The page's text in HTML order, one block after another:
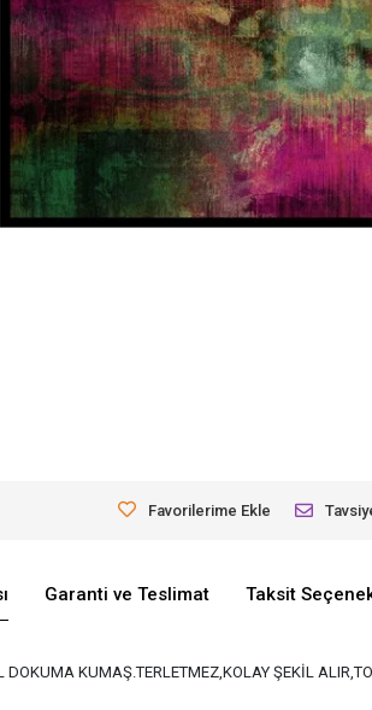
Favorilerime Ekle
Garanti ve Teslimat Taksit
DOKUMA KUMAŞ.TERLETMEZ,KOLAY ŞEKİL